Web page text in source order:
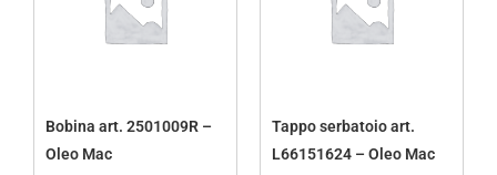
Bobina art. 2501009R –
Oleo Mac
Tappo serbatoio art.
L66151624 – Oleo Mac